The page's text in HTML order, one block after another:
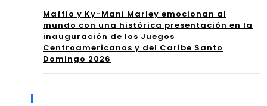
DE
SB
OR
Maffio y Ky-Mani Marley emocionan al
mundo con una histórica presentación en la
inauguración de los Juegos
Centroamericanos y del Caribe Santo
Domingo 2026